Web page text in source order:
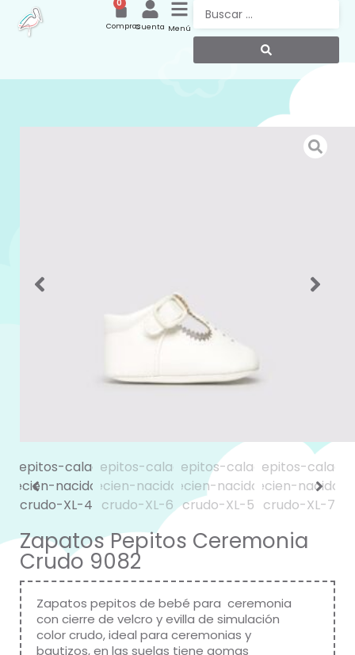
Menú
Cuenta
0
Compras
Zapatos Pepitos Ceremonia
Crudo 9082
Zapatos pepitos de bebé para ceremonia
con cierre de velcro y evilla de simulación
color crudo, ideal para ceremonias y
bautizos, en las suelas tiene gomas